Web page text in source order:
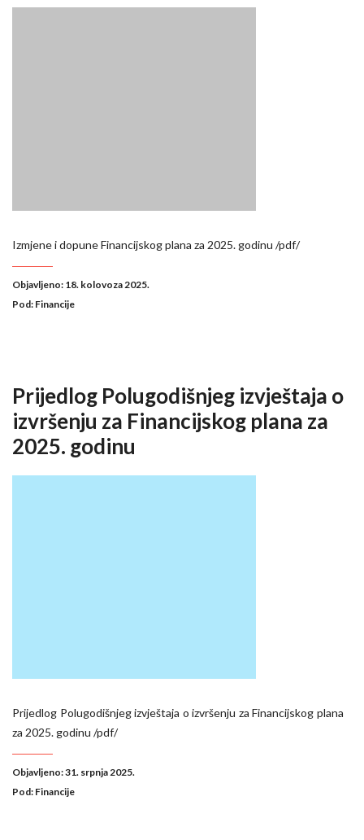
Izmjene i dopune Financijskog plana za 2025. godinu /pdf/
Objavljeno: 18. kolovoza 2025.
Pod: Financije
Prijedlog Polugodišnjeg izvještaja o
izvršenju za Financijskog plana za
2025. godinu
Prijedlog Polugodišnjeg izvještaja o izvršenju za Financijskog plana
za 2025. godinu /pdf/
Objavljeno: 31. srpnja 2025.
Pod: Financije